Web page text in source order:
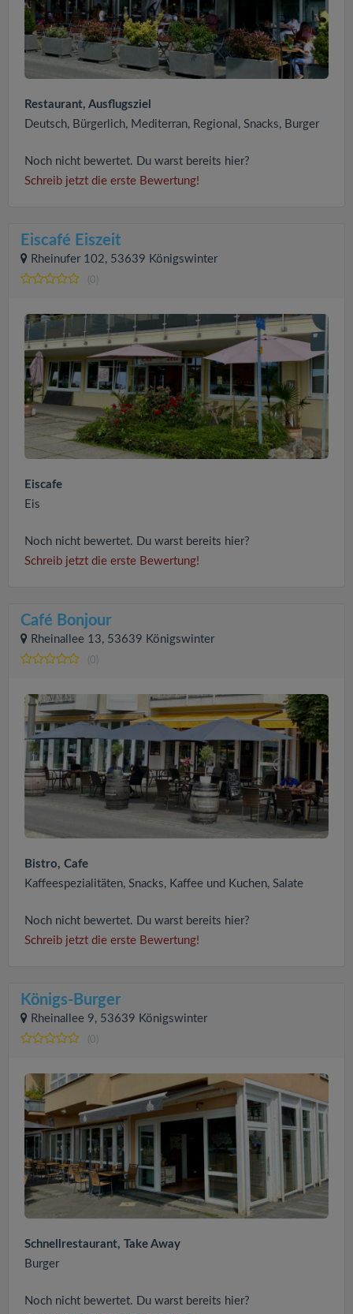
Restaurant, Ausflugsziel
Deutsch, Bürgerlich, Mediterran, Regional, Snacks, Burger
Noch nicht bewertet. Du warst bereits hier?
Schreib jetzt die erste Bewertung!
Eiscafé Eiszeit
Rheinufer 102, 53639 Königswinter
(0)
Eiscafe
Eis
Noch nicht bewertet. Du warst bereits hier?
Schreib jetzt die erste Bewertung!
Café Bonjour
Rheinallee 13, 53639 Königswinter
(0)
Bistro, Cafe
Kaffeespezialitäten, Snacks, Kaffee und Kuchen, Salate
Noch nicht bewertet. Du warst bereits hier?
Schreib jetzt die erste Bewertung!
Königs-Burger
Rheinallee 9, 53639 Königswinter
(0)
Schnellrestaurant, Take Away
Burger
Noch nicht bewertet. Du warst bereits hier?